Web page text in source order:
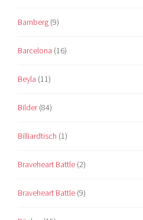
Bamberg (9)
Barcelona (16)
Beyla (11)
Bilder(84)
Billiardtisch (1)
Braveheart Battle (2)
Braveheart Battle (9)